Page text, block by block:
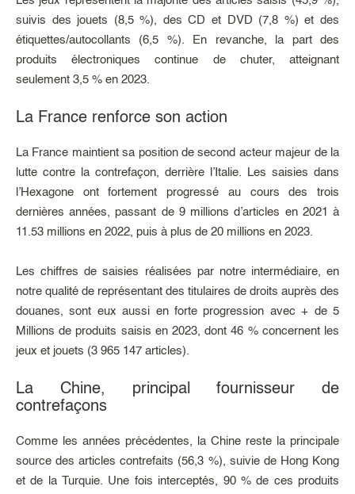
suivis des jouets (8,5 %), des CD et DVD (7,8 %) et des
étiquettes/autocollants (6,5 %). En revanche, la part des
produits électroniques continue de chuter, atteignant
seulement 3,5 % en 2023.
La France renforce son action
La France maintient sa position de second acteur majeur de la
lutte contre la contrefaçon, derrière l’Italie. Les saisies dans
l’Hexagone ont fortement progressé au cours des trois
dernières années, passant de 9 millions d’articles en 2021 à
11.53 millions en 2022, puis à plus de 20 millions en 2023.
Les chiffres de saisies réalisées par notre intermédiaire, en
notre qualité de représentant des titulaires de droits auprès des
douanes, sont eux aussi en forte progression avec + de 5
Millions de produits saisis en 2023, dont 46 % concernent les
jeux et jouets (3 965 147 articles).
La Chine, principal fournisseur de
contrefaçons
Comme les années précédentes, la Chine reste la principale
source des articles contrefaits (56,3 %), suivie de Hong Kong
et de la Turquie. Une fois interceptés, 90 % de ces produits